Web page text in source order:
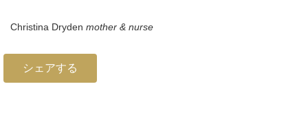
Christina Dryden mother & nurse
シェアする